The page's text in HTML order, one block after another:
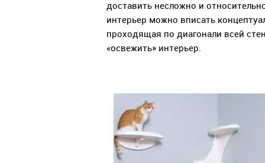
доставить несложно и
интерьер можно вписать
проходящая по диагонали всей
«освежить» интерьер.